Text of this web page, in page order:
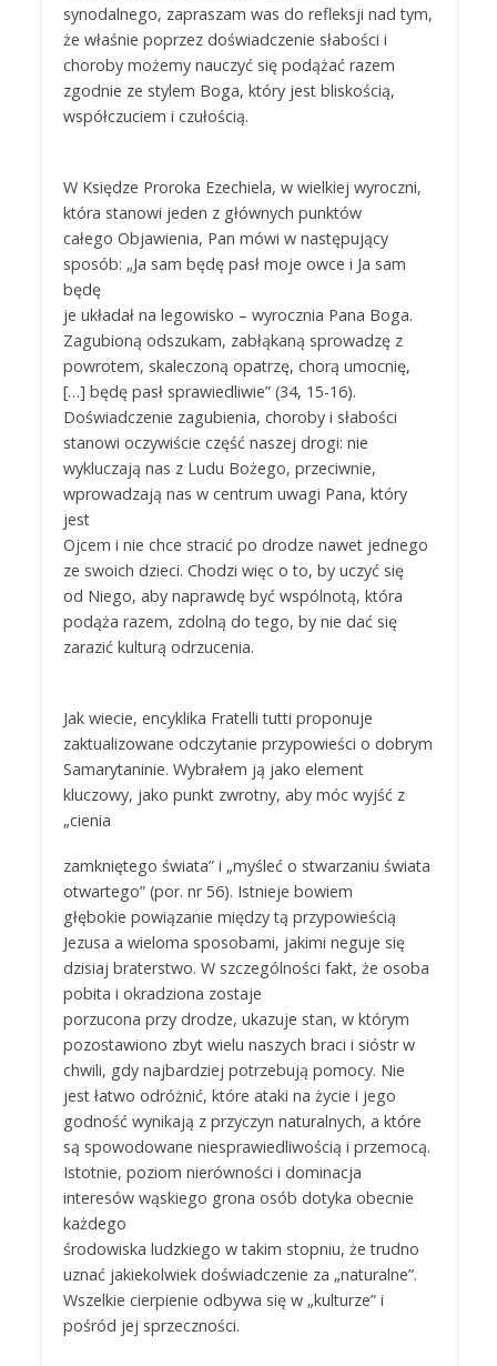
synodalnego, zapraszam was do refleksji nad tym,
że właśnie poprzez doświadczenie słabości i
choroby możemy nauczyć się podążać razem
zgodnie ze stylem Boga, który jest bliskością,
współczuciem i czułością.
W Księdze Proroka Ezechiela, w wielkiej wyroczni,
która stanowi jeden z głównych punktów
całego Objawienia, Pan mówi w następujący
sposób: „Ja sam będę pasł moje owce i Ja sam
będę
je układał na legowisko – wyrocznia Pana Boga.
Zagubioną odszukam, zabłąkaną sprowadzę z
powrotem, skaleczoną opatrzę, chorą umocnię,
[…] będę pasł sprawiedliwie” (34, 15-16).
Doświadczenie zagubienia, choroby i słabości
stanowi oczywiście część naszej drogi: nie
wykluczają nas z Ludu Bożego, przeciwnie,
wprowadzają nas w centrum uwagi Pana, który
jest
Ojcem i nie chce stracić po drodze nawet jednego
ze swoich dzieci. Chodzi więc o to, by uczyć się
od Niego, aby naprawdę być wspólnotą, która
podąża razem, zdolną do tego, by nie dać się
zarazić kulturą odrzucenia.
Jak wiecie, encyklika Fratelli tutti proponuje
zaktualizowane odczytanie przypowieści o dobrym
Samarytaninie. Wybrałem ją jako element
kluczowy, jako punkt zwrotny, aby móc wyjść z
„cienia
zamkniętego świata” i „myśleć o stwarzaniu świata
otwartego” (por. nr 56). Istnieje bowiem
głębokie powiązanie między tą przypowieścią
Jezusa a wieloma sposobami, jakimi neguje się
dzisiaj braterstwo. W szczególności fakt, że osoba
pobita i okradziona zostaje
porzucona przy drodze, ukazuje stan, w którym
pozostawiono zbyt wielu naszych braci i sióstr w
chwili, gdy najbardziej potrzebują pomocy. Nie
jest łatwo odróżnić, które ataki na życie i jego
godność wynikają z przyczyn naturalnych, a które
są spowodowane niesprawiedliwością i przemocą.
Istotnie, poziom nierówności i dominacja
interesów wąskiego grona osób dotyka obecnie
każdego
środowiska ludzkiego w takim stopniu, że trudno
uznać jakiekolwiek doświadczenie za „naturalne”.
Wszelkie cierpienie odbywa się w „kulturze” i
pośród jej sprzeczności.